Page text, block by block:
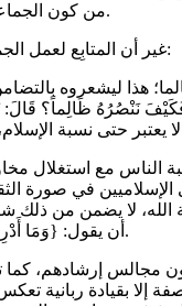
من كون الجماعة كثيرة الأتباع، وإنما من مدى مطابقته للأحكام الشرعية فحسب.
غير أن المتابِع لعمل الجماعات الحركية، سرعان ما يلاحظ مخالفته لكثير من الأصول؛ ومن ذلك:
هذا ليشعروه
نَنْصُرُهُ ظَالِماً؟
الناس مع استغلال
في صورة
لا يضمن من ذلك
أن يقول: {وَمَا أَدْرِي مَا يُفْعَلُ بِي وَلَا بِكُمْ} [الأحقاف: 9]؛ وهو من هو في المحبة والقرب.
مجالس إرشادهم، كما
إلا بقيادة ربانية